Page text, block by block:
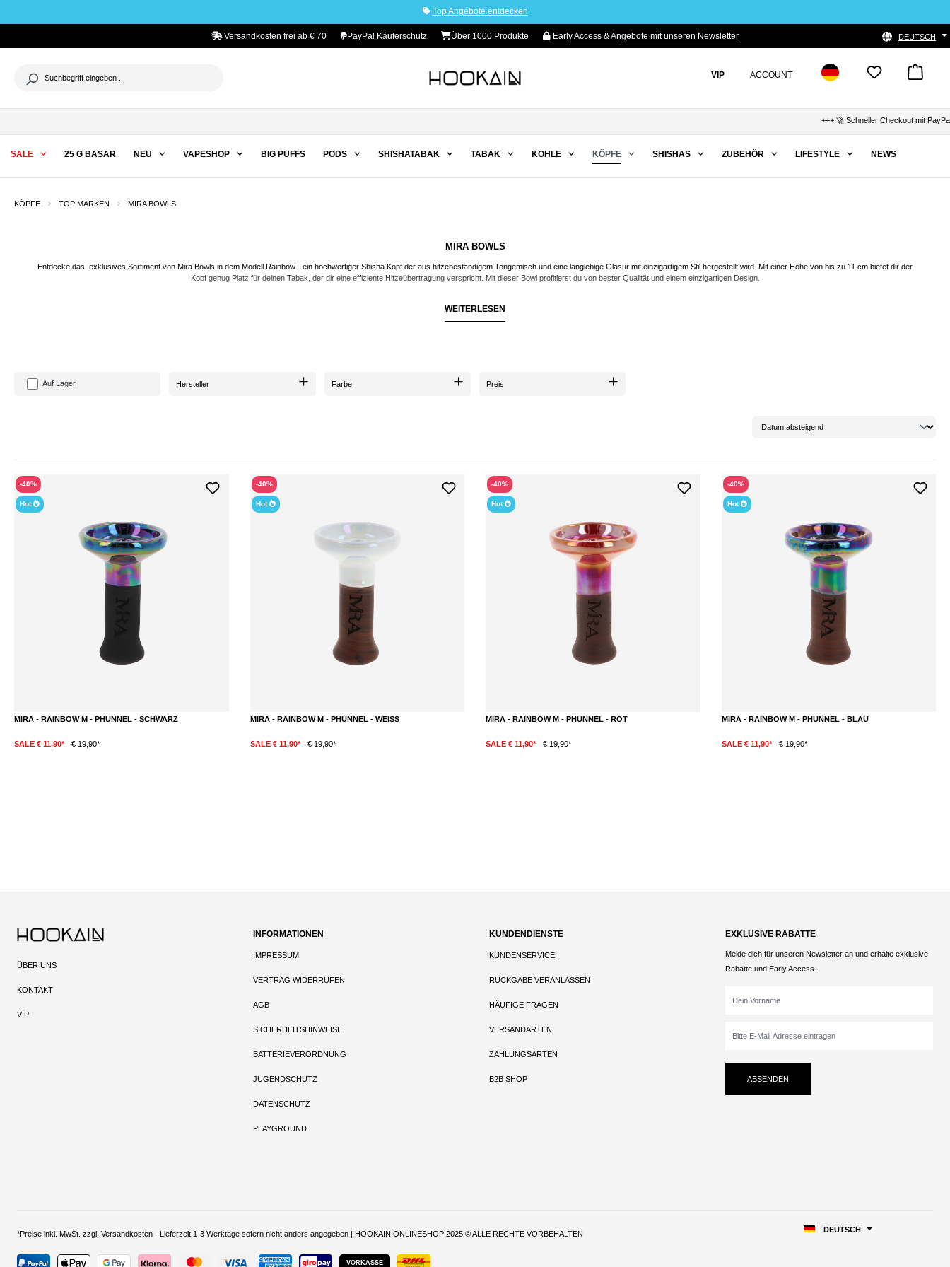
Top Angebote entdecken
Versandkosten frei ab € 70 PayPal Käuferschutz Über 1000 Produkte Early Access & Angebote mit unseren Newsletter DEUTSCH
VIP ACCOUNT
+++ 🚀 Schneller Checkout mit
SALE 25 G BASAR NEU VAPESHOP BIG PUFFS PODS SHISHATABAK TABAK KOHLE KÖPFE SHISHAS ZUBEHÖR LIFESTYLE NEWS
KÖPFE TOP MARKEN MIRA BOWLS
MIRA BOWLS
Entdecke das exklusives Sortiment von Mira Bowls in dem Modell Rainbow - ein hochwertiger Shisha Kopf der aus hitzebeständigem Tongemisch und eine langlebige Glasur mit einzigartigem Stil hergestellt wird. Mit einer Höhe von bis zu 11 cm bietet dir der
Kopf genug Platz für deinen Tabak, der dir eine effiziente Hitzeübertragung verspricht. Mit dieser Bowl profitierst du von bester Qualität und einem einzigartigen Design.
WEITERLESEN
Auf Lager Hersteller Farbe Preis
-40%
Hot
MIRA - RAINBOW M - PHUNNEL - SCHWARZ
SALE € 11,90* € 19,90*
-40%
Hot
MIRA - RAINBOW M - PHUNNEL - WEISS
SALE € 11,90* € 19,90*
-40%
Hot
MIRA - RAINBOW M - PHUNNEL - ROT
SALE € 11,90* € 19,90*
-40%
Hot
MIRA - RAINBOW M - PHUNNEL - BLAU
SALE € 11,90* € 19,90*
ÜBER UNS
KONTAKT
VIP
INFORMATIONEN
IMPRESSUM
VERTRAG WIDERRUFEN
AGB
SICHERHEITSHINWEISE
BATTERIEVERORDNUNG
JUGENDSCHUTZ
DATENSCHUTZ
PLAYGROUND
KUNDENDIENSTE
KUNDENSERVICE
RÜCKGABE VERANLASSEN
HÄUFIGE FRAGEN
VERSANDARTEN
ZAHLUNGSARTEN
B2B SHOP
EXKLUSIVE RABATTE
Melde dich für unseren Newsletter an und erhalte exklusive
Rabatte und Early Access.
ABSENDEN
*Preise inkl. MwSt. zzgl. Versandkosten - Lieferzeit 1-3 Werktage sofern nicht anders angegeben | HOOKAIN ONLINESHOP 2025 © ALLE RECHTE VORBEHALTEN
VORKASSE
DEUTSCH